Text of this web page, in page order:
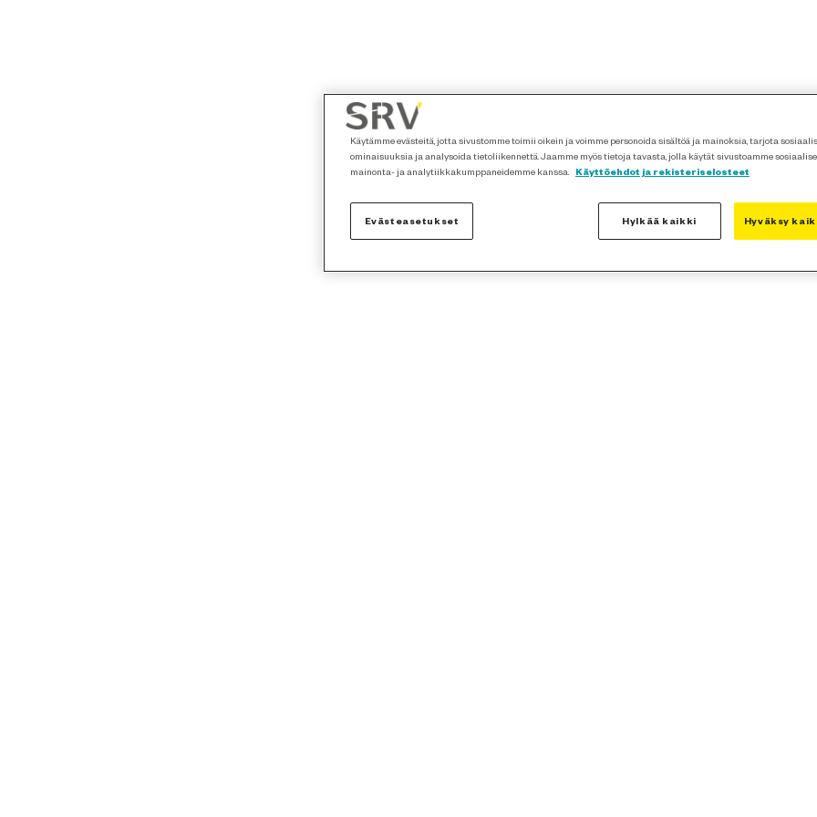
Käytämme evästeitä, jotta sivustomme toimii oikein ja voimme personoida sisältöä ja mainoksia, tarjota
ominaisuuksia ja analysoida tietoliikennettä. Jaamme myös tietoja tavasta, jolla käytät sivustoamme
mainonta- ja analytiikkakumppaneidemme kanssa.
Käyttöehdot ja rekisteriselosteet
Evästeasetukset Hylkää kaikki Hyväksy